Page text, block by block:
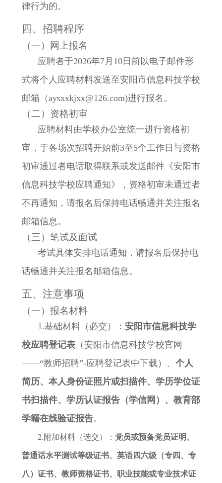
律行为的。
四、招聘程序
（一）网上报名
应聘者于2026年7月10日前以电子邮件形
式将个人应聘材料发送至安阳市信息科技学校
邮箱（aysxxkjxx@126.com)进行报名。
（二）资格初审
应聘材料由学校办公室统一进行资格初
审，于各场次招聘开始前3至5个工作日与资格
初审通过者电话取得联系或发送邮件《安阳市
信息科技学校应聘通知》，资格初审未通过者
不再通知，请报名后保持电话畅通并关注报名
邮箱信息。
（三）笔试及面试
考试具体安排电话通知，请报名后保持电
话畅通并关注报名邮箱信息。
五、注意事项
（一）报名材料
1.基础材料（必交）： 安阳市信息科技学
校应聘登记表 （安阳市信息科技学校官网
——“教师招聘”-应聘登记表中下载）、 个人
简历、本人身份证照片或扫描件、学历学位证
书扫描件、学历认证报告（学信网）、教育部
学籍在线验证报告。
2.附加材料（选交）： 党员或预备党员证明、
普通话水平测试等级证书、英语四六级（专四、专
八）证书、教师资格证书、职业技能或专业技术证